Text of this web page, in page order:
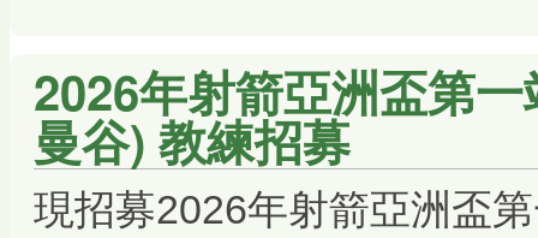
2026年射箭亞洲盃第
曼谷) 教練招募
現招募2026年射箭亞洲盃